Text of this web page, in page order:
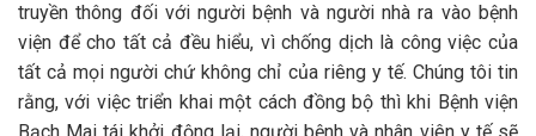
truyền thông đối với người bệnh và người nhà ra vào bệnh
viện để cho tất cả đều hiểu, vì chống dịch là công việc của
tất cả mọi người chứ không chỉ của riêng y tế. Chúng tôi tin
rằng, với việc triển khai một cách đồng bộ thì khi Bệnh viện